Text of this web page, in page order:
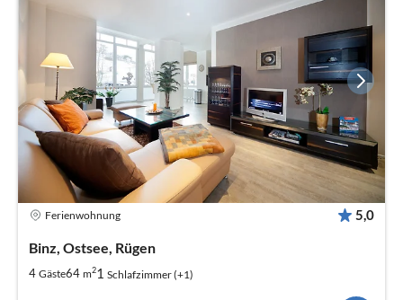
Ferienwohnung 5,0
Binz, Ostsee, Rügen
4 Gäste64 m21 Schlafzimmer (+1)